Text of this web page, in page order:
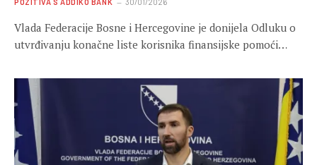
Vlada Federacije Bosne i Hercegovine je donijela Odluku o
utvrđivanju konačne liste korisnika finansijske pomoći…